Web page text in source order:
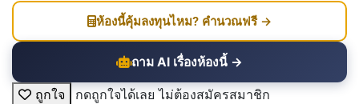
ห้องนี้คุ้มลงทุนไหม? คำนวณฟรี →
ถาม AI เรื่องห้องนี้ →
ถูกใจ
กดถูกใจได้เลย ไม่ต้องสมัครสมาชิก